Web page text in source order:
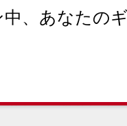
中、あなたの